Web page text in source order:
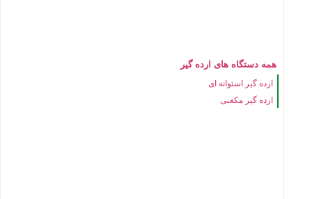
همه دستگاه های ارده گیر
ارده گیر استوانه ای
ارده گیر مکعبی